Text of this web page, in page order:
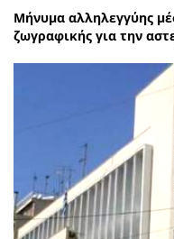
Μήνυμα αλληλεγγύης
ζωγραφικής για την